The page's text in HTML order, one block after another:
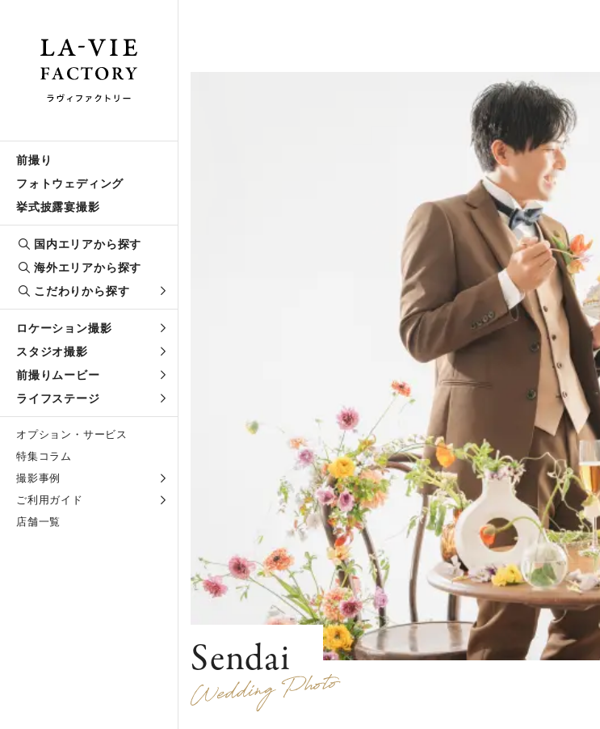
前撮り
フォトウェディング
挙式披露宴撮影
国内エリアから探す
海外エリアから探す
こだわりから探す
ロケーション撮影
スタジオ撮影
前撮りムービー
ライフステージ
オプション・サービス
特集コラム
撮影事例
ご利用ガイド
店舗一覧
Sendai